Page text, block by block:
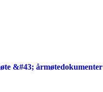
&#43; årmøtedokumenter